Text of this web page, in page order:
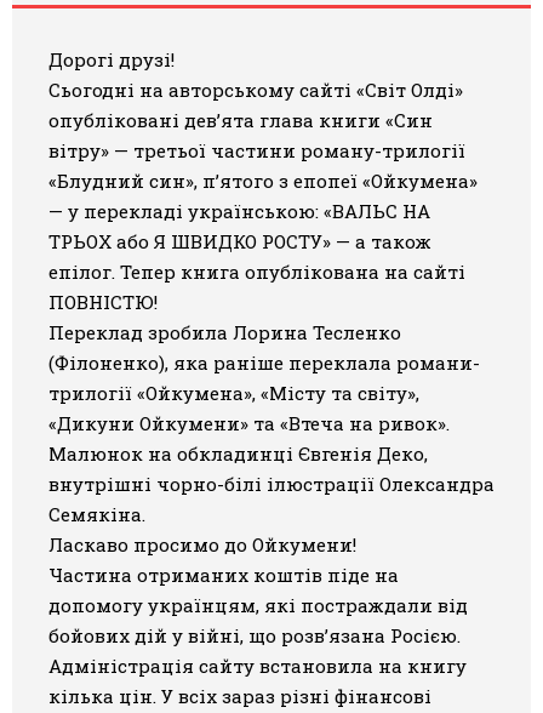
Галерея
Світ Олді
Дорогі друзі!
Сьогодні на авторському сайті «Світ Олді»
опубліковані дев’ята глава книги «Син
вітру» — третьої частини роману-трилогії
«Блудний син», п’ятого з епопеї «Ойкумена»
— у перекладі українською: «ВАЛЬС НА
ТРЬОХ або Я ШВИДКО РОСТУ» — а також
епілог. Тепер книга опублікована на сайті
ПОВНІСТЮ!
Переклад зробила Лорина Тесленко
(Філоненко), яка раніше переклала романи-
трилогії «Ойкумена», «Місту та світу»,
«Дикуни Ойкумени» та «Втеча на ривок».
Малюнок на обкладинці Євгенія Деко,
внутрішні чорно-білі ілюстрації Олександра
Семякіна.
Ласкаво просимо до Ойкумени!
Частина отриманих коштів піде на
допомогу українцям, які постраждали від
бойових дій у війні, що розв’язана Росією.
Адміністрація сайту встановила на книгу
кілька цін. У всіх зараз різні фінансові